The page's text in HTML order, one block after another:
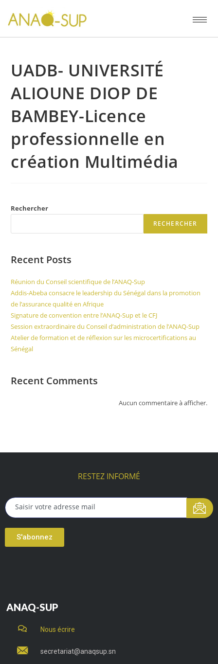
UADB- UNIVERSITÉ
ALIOUNE DIOP DE
BAMBEY-Licence
professionnelle en
création Multimédia
Rechercher
RECHERCHER
Recent Posts
Réunion du Conseil scientifique de l’ANAQ-Sup
Addis-Abeba consacre le leadership du Sénégal dans la promotion
de l’assurance qualité en Afrique
Signature de convention entre l’ANAQ-Sup et le CFJ
Session extraordinaire du Conseil d’administration de l’ANAQ-Sup
Atelier de formation et de réflexion sur les microcertifications au
Sénégal
Recent Comments
Aucun commentaire à afficher.
RESTEZ INFORMÉ
S'abonnez
ANAQ-SUP
Nous écrire
secretariat@anaqsup.sn